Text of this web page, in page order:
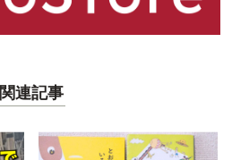
関連記事